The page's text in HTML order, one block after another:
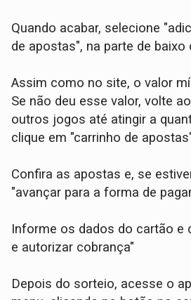
Quando acabar, selecione
de apostas", na parte de baixo
Assim como no site, o valor
Se não deu esse valor, volte
outros jogos até atingir a
clique em "carrinho de
Confira as apostas e, se
"avançar para a forma de
Informe os dados do cartão e
e autorizar cobrança"
Depois do sorteio, acesse o